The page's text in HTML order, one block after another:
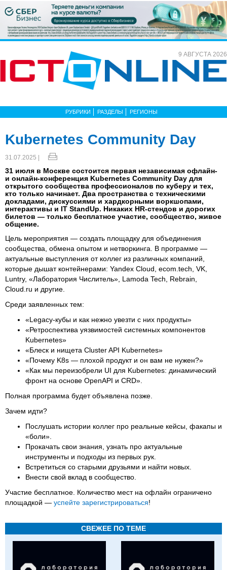
9 АВГУСТА 2026
РУБРИКИ РАЗДЕЛЫ РЕГИОНЫ
Kubernetes Community Day
31.07.2025 |
31 июля в Москве состоится первая независимая офлайн-
и онлайн-конференция Kubernetes Community Day для
открытого сообщества профессионалов по куберу и тех,
кто только начинает. Два пространства с техническими
докладами, дискуссиями и хардкорными воркшопами,
интерактивы и IT StandUp. Никаких HR-стендов и дорогих
билетов — только бесплатное участие, сообщество, живое
общение.
Цель мероприятия — создать площадку для объединения
сообщества, обмена опытом и нетворкинга. В программе —
актуальные выступления от коллег из различных компаний,
которые дышат контейнерами: Yandex Cloud, ecom.tech, VK,
Luntry, «Лаборатория Числитель», Lamoda Tech, Rebrain,
Cloud.ru и другие.
Среди заявленных тем:
«Legacy-кубы и как нежно увезти с них продукты»
«Ретроспектива уязвимостей системных компонентов
Kubernetes»
«Блеск и нищета Cluster API Kubernetes»
«Почему K8s — плохой продукт и он вам не нужен?»
«Как мы переизобрели UI для Kubernetes: динамический
фронт на основе OpenAPI и CRD».
Полная программа будет объявлена позже.
Зачем идти?
Послушать истории коллег про реальные кейсы, факапы и
«боли».
Прокачать свои знания, узнать про актуальные
инструменты и подходы из первых рук.
Встретиться со старыми друзьями и найти новых.
Внести свой вклад в сообщество.
Участие бесплатное. Количество мест на офлайн ограничено
площадкой — успейте зарегистрироваться!
СВЕЖЕЕ ПО ТЕМЕ